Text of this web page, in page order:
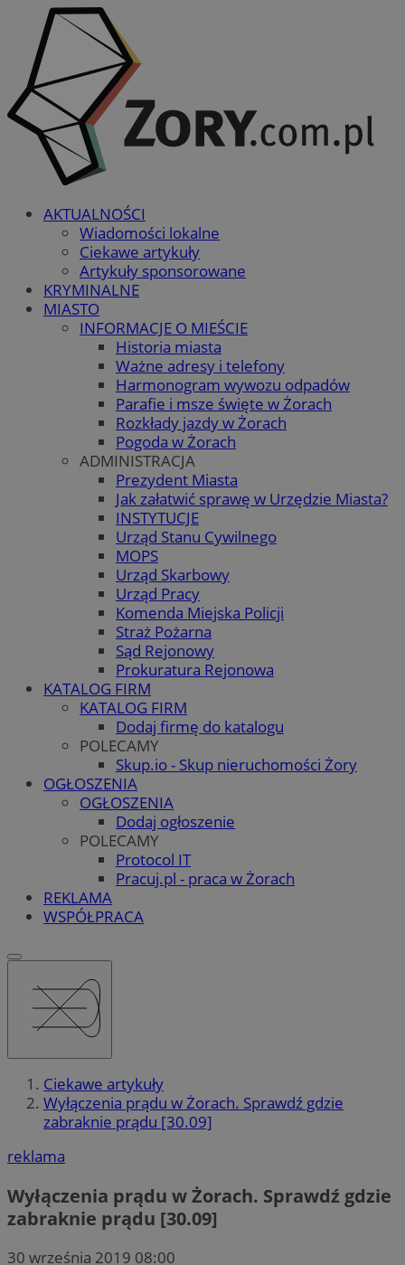
AKTUALNOŚCI
Wiadomości lokalne
Ciekawe artykuły
Artykuły sponsorowane
KRYMINALNE
MIASTO
INFORMACJE O MIEŚCIE
Historia miasta
Ważne adresy i telefony
Harmonogram wywozu odpadów
Parafie i msze święte w Żorach
Rozkłady jazdy w Żorach
Pogoda w Żorach
ADMINISTRACJA
Prezydent Miasta
Jak załatwić sprawę w Urzędzie Miasta?
INSTYTUCJE
Urząd Stanu Cywilnego
MOPS
Urząd Skarbowy
Urząd Pracy
Komenda Miejska Policji
Straż Pożarna
Sąd Rejonowy
Prokuratura Rejonowa
KATALOG FIRM
KATALOG FIRM
Dodaj firmę do katalogu
POLECAMY
Skup.io - Skup nieruchomości Żory
OGŁOSZENIA
OGŁOSZENIA
Dodaj ogłoszenie
POLECAMY
Protocol IT
Pracuj.pl - praca w Żorach
REKLAMA
WSPÓŁPRACA
Ciekawe artykuły
Wyłączenia prądu w Żorach. Sprawdź gdzie
zabraknie prądu [30.09]
reklama
Wyłączenia prądu w Żorach. Sprawdź gdzie
zabraknie prądu [30.09]
30 września 2019 08:00